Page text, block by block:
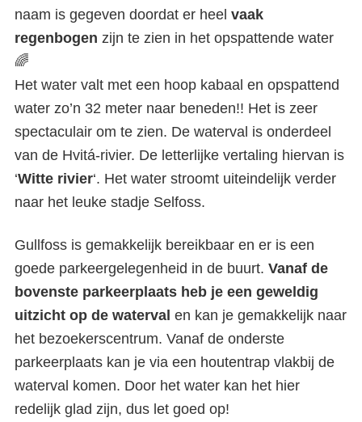
naam is gegeven doordat er heel vaak
regenbogen zijn te zien in het opspattende water
🌈
Het water valt met een hoop kabaal en opspattend
water zo’n 32 meter naar beneden!! Het is zeer
spectaculair om te zien. De waterval is onderdeel
van de Hvitá-rivier. De letterlijke vertaling hiervan is
‘Witte rivier‘. Het water stroomt uiteindelijk verder
naar het leuke stadje Selfoss.
Gullfoss is gemakkelijk bereikbaar en er is een
goede parkeergelegenheid in de buurt. Vanaf de
bovenste parkeerplaats heb je een geweldig
uitzicht op de waterval en kan je gemakkelijk naar
het bezoekerscentrum. Vanaf de onderste
parkeerplaats kan je via een houtentrap vlakbij de
waterval komen. Door het water kan het hier
redelijk glad zijn, dus let goed op!